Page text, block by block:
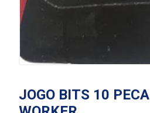
JOGO BITS 10